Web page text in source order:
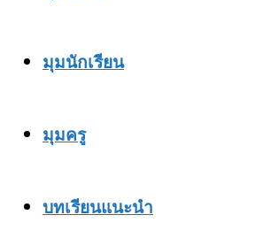
มุมนักเรียน
มุมครู
บทเรียนแนะนำ